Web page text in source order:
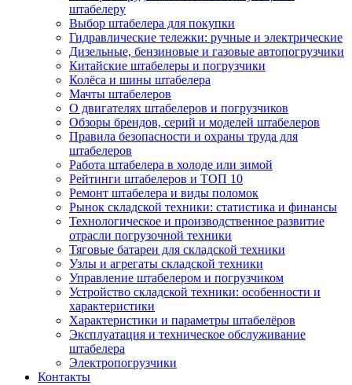
штабелеру
Выбор штабелера для покупки
Гидравлические тележки: ручные и электрические
Дизельные, бензиновые и газовые автопогрузчики
Китайские штабелеры и погрузчики
Колёса и шины штабелера
Мачты штабелеров
О двигателях штабелеров и погрузчиков
Обзоры брендов, серий и моделей штабелеров
Правила безопасности и охраны труда для
штабелеров
Работа штабелера в холоде или зимой
Рейтинги штабелеров и ТОП 10
Ремонт штабелера и виды поломок
Рынок складской техники: статистика и финансы
Технологическое и производственное развитие
отрасли погрузочной техники
Тяговые батареи для складской техники
Узлы и агрегаты складской техники
Управление штабелером и погрузчиком
Устройство складской техники: особенности и
характеристики
Характеристики и параметры штабелёров
Эксплуатация и техническое обслуживание
штабелера
Электропогрузчики
Контакты